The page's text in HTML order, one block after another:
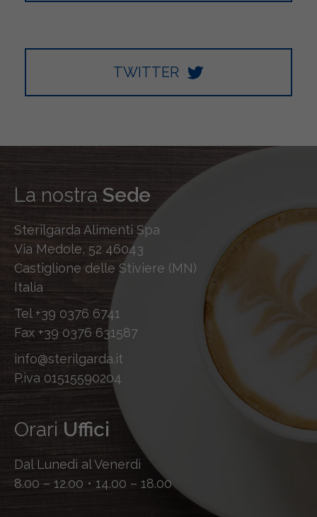
TWITTER
La nostra Sede
Sterilgarda Alimenti Spa
Via Medole, 52 46043
Castiglione delle Stiviere (MN)
Italia
Tel +39 0376 6741
Fax +39 0376 631587
info@sterilgarda.it
P.iva 01515590204
Orari Uffici
Dal Lunedì al Venerdì
8.00 – 12.00 • 14.00 – 18.00